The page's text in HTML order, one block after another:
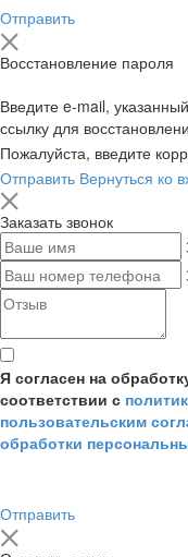
Отправить
Восстановление пароля
Введите e-mail,
ссылку для
Пожалуйста, введите
Отправить Вернуться ко
Заказать звонок
Я согласен на
соответствии с
пользовательским
обработки
Отправить